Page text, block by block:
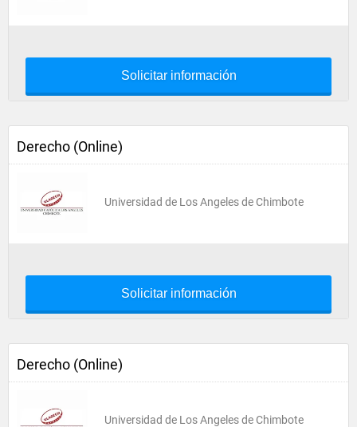
Solicitar información
Derecho (Online)
Universidad de Los Angeles de Chimbote
Solicitar información
Derecho (Online)
Universidad de Los Angeles de Chimbote